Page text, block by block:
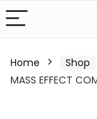
Home Shop
MASS EFFECT